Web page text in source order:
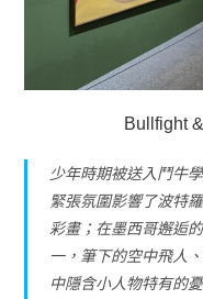
Bullfight
少年時期被送入鬥牛
緊張氛圍影響了波特
彩畫；在墨西哥邂逅
一，筆下的空中飛人
中隱含小人物特有的